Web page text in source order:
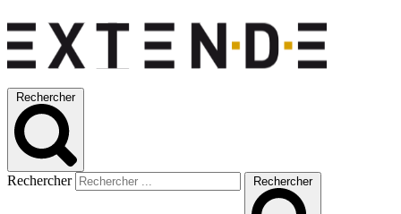
Rechercher
Rechercher Rechercher